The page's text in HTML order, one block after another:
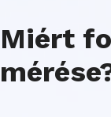
Miért